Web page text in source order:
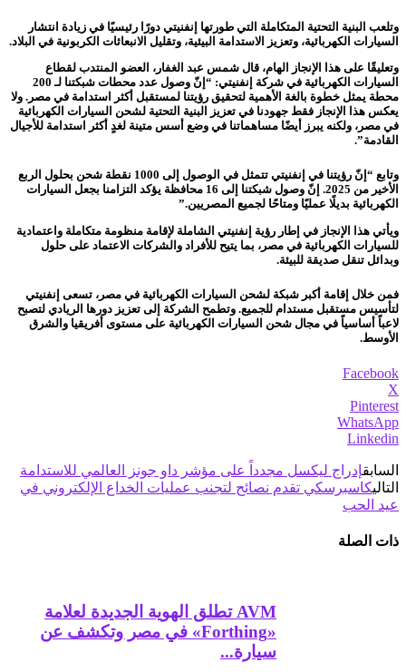
وتلعب البنية التحتية المتكاملة التي طورتها إنفنيتي دورًا رئيسيًا في زيادة انتشار
السيارات الكهربائية، وتعزيز الاستدامة البيئية، وتقليل الانبعاثات الكربونية في البلاد.
وتعليقًا على هذا الإنجاز الهام، قال شمس عبد الغفار، العضو المنتدب لقطاع
السيارات الكهربائية في شركة إنفنيتي: “إنّ وصول عدد محطات شبكتنا لـ 200
محطة يمثل خطوة بالغة الأهمية لتحقيق رؤيتنا لمستقبل أكثر استدامة في مصر. ولا
يعكس هذا الإنجاز فقط جهودنا في تعزيز البنية التحتية لشحن السيارات الكهربائية
في مصر، ولكنه يبرز أيضًا مساهماتنا في وضع أسس متينة لغدٍ أكثر استدامة للأجيال
القادمة”.
وتابع “إنّ رؤيتنا في إنفنيتي تتمثل في الوصول إلى 1000 نقطة شحن بحلول الربع
الأخير من 2025. إنّ وصول شبكتنا إلى 16 محافظة يؤكد التزامنا بجعل السيارات
الكهربائية بديلًا عمليًا ومتاحًا لجميع المصريين.”
ويأتي هذا الإنجاز في إطار رؤية إنفنيتي الشاملة لإقامة منظومة متكاملة واعتمادية
للسيارات الكهربائية في مصر، بما يتيح للأفراد والشركات الاعتماد على حلول
وبدائل تنقل صديقة للبيئة.
فمن خلال إقامة أكبر شبكة لشحن السيارات الكهربائية في مصر، تسعى إنفنيتي
لتأسيس مستقبل مستدام للجميع. وتطمح الشركة إلى تعزيز دورها الريادي لتصبح
لاعباً أساسياً في مجال شحن السيارات الكهربائية على مستوى أفريقيا والشرق
الأوسط.
Facebook
X
Pinterest
WhatsApp
Linkedin
السابقإدراج ليكسل مجدداً على مؤشر داو جونز العالمي للاستدامة
التاليكاسبرسكي تقدم نصائح لتجنب عمليات الخداع الإلكتروني في
عيد الحب
ذات الصلة
AVM تطلق الهوية الجديدة لعلامة
«Forthing» في مصر وتكشف عن
سيارة...